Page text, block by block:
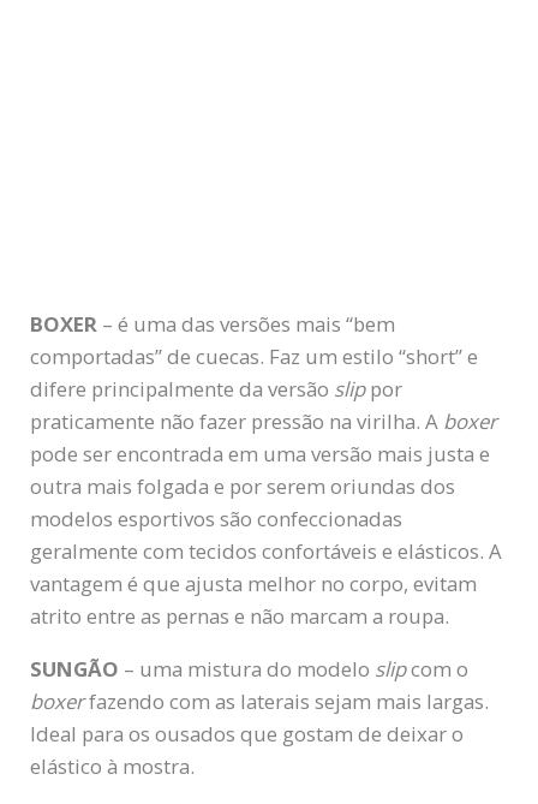
BOXER – é uma das versões mais “bem
comportadas” de cuecas. Faz um estilo “short” e
difere principalmente da versão slippor
praticamente não fazer pressão na virilha. A boxer
pode ser encontrada em uma versão mais justa e
outra mais folgada e por serem oriundas dos
modelos esportivos são confeccionadas
geralmente com tecidos confortáveis e elásticos. A
vantagem é que ajusta melhor no corpo, evitam
atrito entre as pernas e não marcam a roupa.
SUNGÃO – uma mistura do modelo slipcom o
boxerfazendo com as laterais sejam mais largas.
Ideal para os ousados que gostam de deixar o
elástico à mostra.